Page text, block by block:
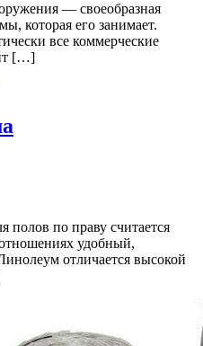
— своеобразная
которая его занимает.
все коммерческие
[…]
по праву считается
удобный,
отличается высокой